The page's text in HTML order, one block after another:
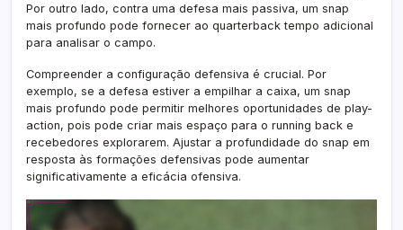
Por outro lado, contra uma defesa mais passiva, um snap
mais profundo pode fornecer ao quarterback tempo adicional
para analisar o campo.
Compreender a configuração defensiva é crucial. Por
exemplo, se a defesa estiver a empilhar a caixa, um snap
mais profundo pode permitir melhores oportunidades de play-
action, pois pode criar mais espaço para o running back e
recebedores explorarem. Ajustar a profundidade do snap em
resposta às formações defensivas pode aumentar
significativamente a eficácia ofensiva.